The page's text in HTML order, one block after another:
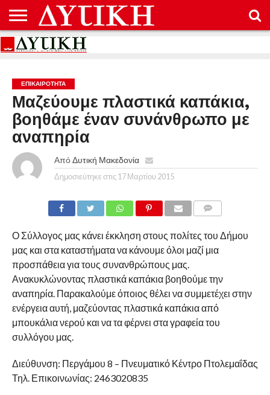
ΑΡΧΙΚΉ
ΕΠΙΚΟΙΝΩΝΊΑ
ΌΡΟΙ
ΠΡΟΣΤΑΣΊΑ
ΕΠΙΚΑΙΡΟΤΗΤΑ
Μαζεύουμε πλαστικά καπάκια,
βοηθάμε έναν συνάνθρωπο με
αναπηρία
Από Δυτική Μακεδονία
Δημοσιεύτηκε στις 17 Μαρτίου 2015
Ο Σύλλογος μας κάνει έκκληση στους πολίτες του Δήμου
μας και στα καταστήματα να κάνουμε όλοι μαζί μια
προσπάθεια για τους συνανθρώπους μας.
Ανακυκλώνοντας πλαστικά καπάκια βοηθούμε την
αναπηρία. Παρακαλούμε όποιος θέλει να συμμετέχει στην
ενέργεια αυτή, μαζεύοντας πλαστικά καπάκια από
μπουκάλια νερού και να τα φέρνει στα γραφεία του
συλλόγου μας.
Διεύθυνση: Περγάμου 8 – Πνευματικό Κέντρο Πτολεμαΐδας
Τηλ. Επικοινωνίας: 2463020835